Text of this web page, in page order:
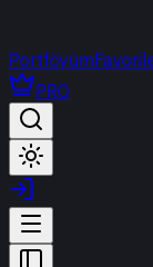
Portföyüm
PRO